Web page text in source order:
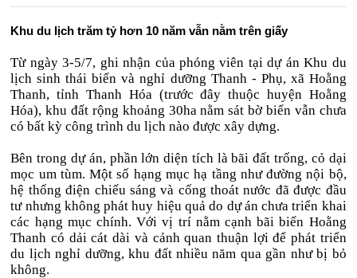
Khu du lịch trăm tỷ hơn 10 năm vẫn nằm trên giấy
Từ ngày 3-5/7, ghi nhận của phóng viên tại dự án Khu du
lịch sinh thái biển và nghỉ dưỡng Thanh - Phụ, xã Hoằng
Thanh, tỉnh Thanh Hóa (trước đây thuộc huyện Hoằng
Hóa), khu đất rộng khoảng 30ha nằm sát bờ biển vẫn chưa
có bất kỳ công trình du lịch nào được xây dựng.
Bên trong dự án, phần lớn diện tích là bãi đất trống, cỏ dại
mọc um tùm. Một số hạng mục hạ tầng như đường nội bộ,
hệ thống điện chiếu sáng và cống thoát nước đã được đầu
tư nhưng không phát huy hiệu quả do dự án chưa triển khai
các hạng mục chính. Với vị trí nằm cạnh bãi biển Hoằng
Thanh có dải cát dài và cảnh quan thuận lợi để phát triển
du lịch nghỉ dưỡng, khu đất nhiều năm qua gần như bị bỏ
không.